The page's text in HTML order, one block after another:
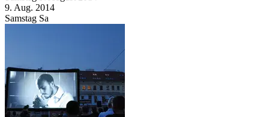
9. Aug. 2014
Samstag Sa